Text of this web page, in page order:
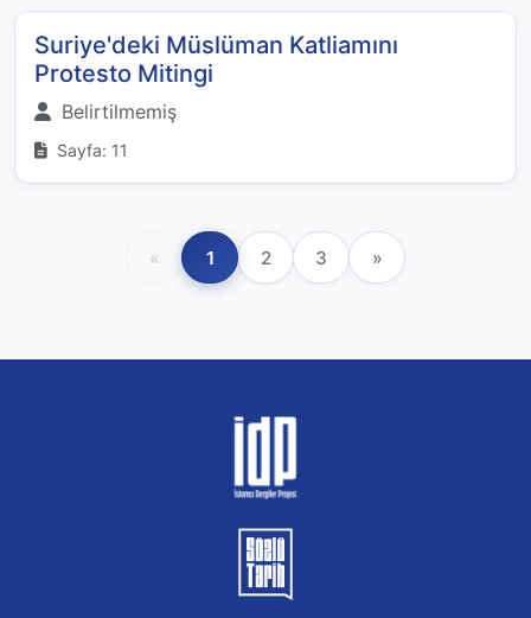
Suriye'deki Müslüman Katliamını
Protesto Mitingi
Belirtilmemiş
Sayfa: 11
« 1 2 3 »